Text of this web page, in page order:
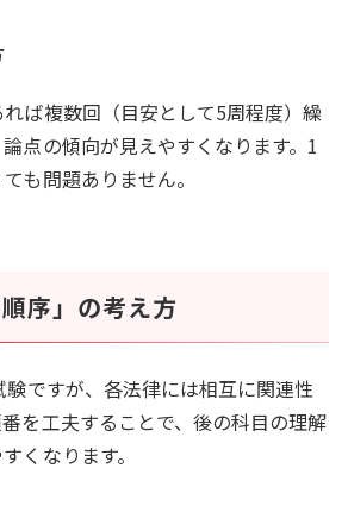
ば複数回（目安として5周程度）繰
点の傾向が見えやすくなります。1
も問題ありません。
序」の考え方
ですが、各法律には相互に関連性
を工夫することで、後の科目の理解
くなります。